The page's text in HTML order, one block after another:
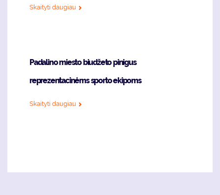
Skaityti daugiau
Padalino miesto biudžeto pinigus
reprezentacinėms sporto ekipoms
Skaityti daugiau